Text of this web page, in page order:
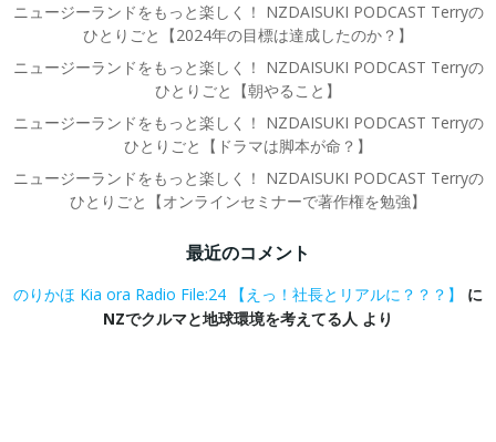
ニュージーランドをもっと楽しく！ NZDAISUKI PODCAST Terryの
ひとりごと【2024年の目標は達成したのか？】
ニュージーランドをもっと楽しく！ NZDAISUKI PODCAST Terryの
ひとりごと【朝やること】
ニュージーランドをもっと楽しく！ NZDAISUKI PODCAST Terryの
ひとりごと【ドラマは脚本が命？】
ニュージーランドをもっと楽しく！ NZDAISUKI PODCAST Terryの
ひとりごと【オンラインセミナーで著作権を勉強】
最近のコメント
のりかほ Kia ora Radio File:24 【えっ！社長とリアルに？？？】
に
NZでクルマと地球環境を考えてる人 より